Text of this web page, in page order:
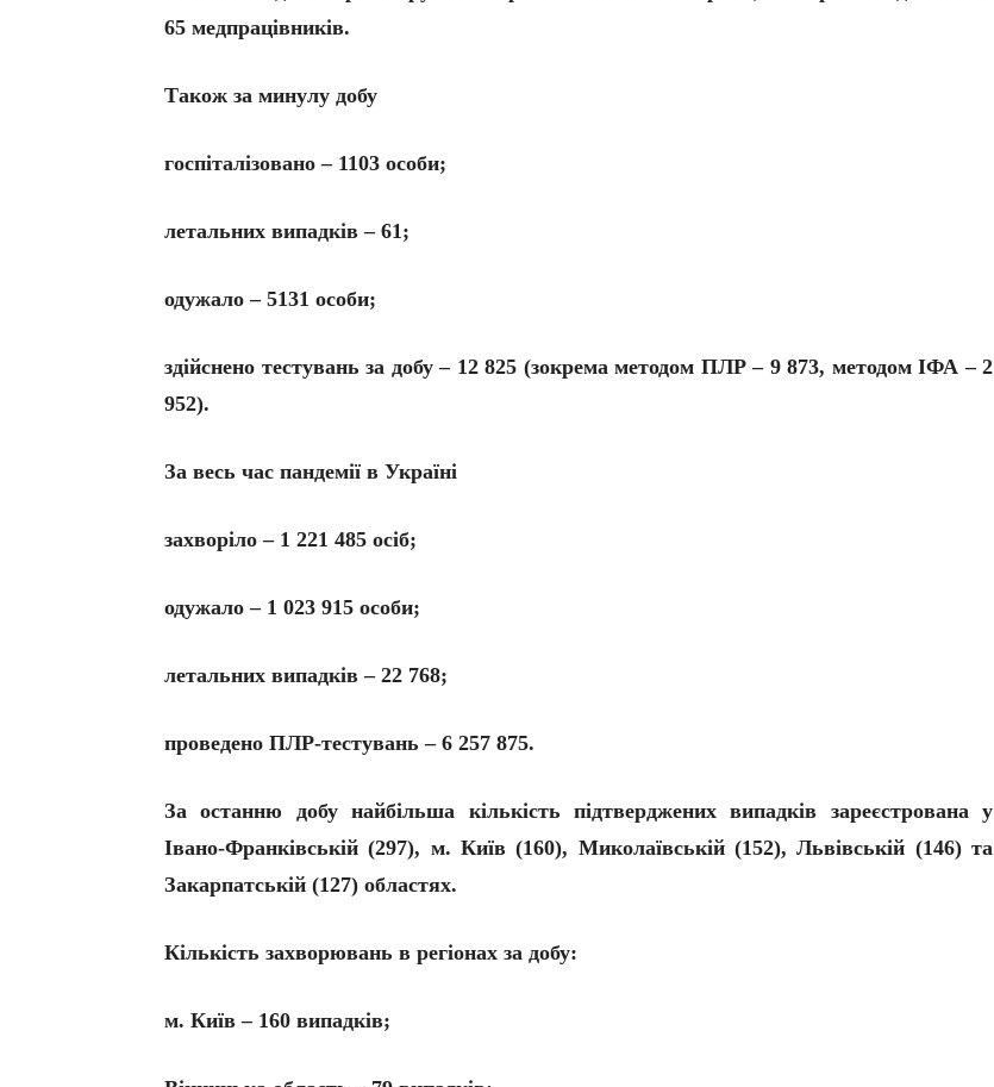
65 медпрацівників.
Також за минулу добу
госпіталізовано – 1103 особи;
летальних випадків – 61;
одужало – 5131 особи;
здійснено тестувань за добу – 12 825 (зокрема методом ПЛР – 9 873, методом ІФА – 2
952).
За весь час пандемії в Україні
захворіло – 1 221 485 осіб;
одужало – 1 023 915 особи;
летальних випадків – 22 768;
проведено ПЛР-тестувань – 6 257 875.
За останню добу найбільша кількість підтверджених випадків зареєстрована у
Івано-Франківській (297), м. Київ (160), Миколаївській (152), Львівській (146) та
Закарпатській (127) областях.
Кількість захворювань в регіонах за добу:
м. Київ – 160 випадків;